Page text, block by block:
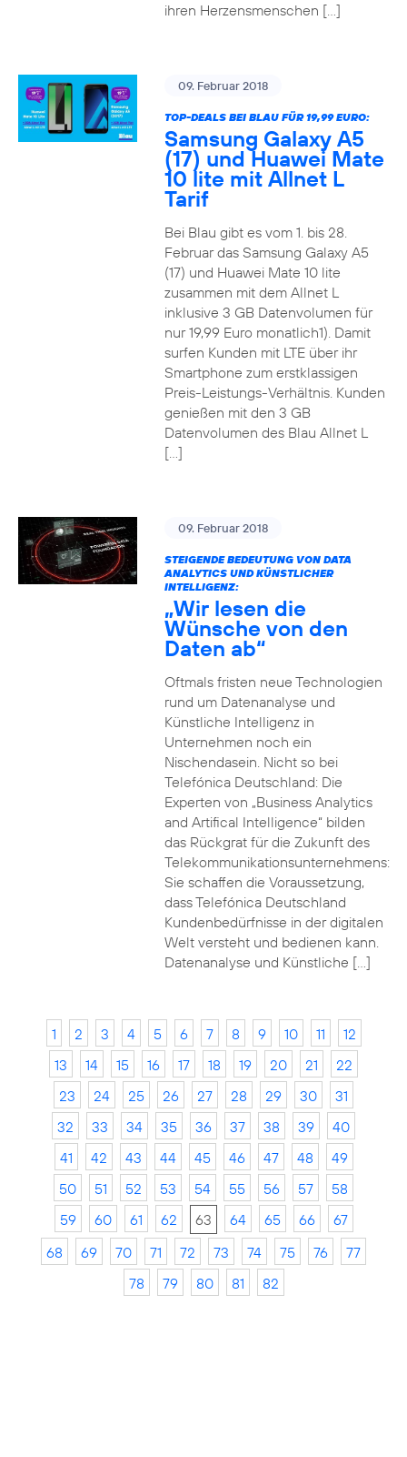
ihren Herzensmenschen […]
09. Februar 2018
TOP-DEALS BEI BLAU FÜR 19,99 EURO:
Samsung Galaxy A5
(17) und Huawei Mate
10 lite mit Allnet L
Tarif
Bei Blau gibt es vom 1. bis 28.
Februar das Samsung Galaxy A5
(17) und Huawei Mate 10 lite
zusammen mit dem Allnet L
inklusive 3 GB Datenvolumen für
nur 19,99 Euro monatlich1). Damit
surfen Kunden mit LTE über ihr
Smartphone zum erstklassigen
Preis-Leistungs-Verhältnis. Kunden
genießen mit den 3 GB
Datenvolumen des Blau Allnet L
[…]
09. Februar 2018
STEIGENDE BEDEUTUNG VON DATA
ANALYTICS UND KÜNSTLICHER
INTELLIGENZ:
„Wir lesen die
Wünsche von den
Daten ab“
Oftmals fristen neue Technologien
rund um Datenanalyse und
Künstliche Intelligenz in
Unternehmen noch ein
Nischendasein. Nicht so bei
Telefónica Deutschland: Die
Experten von „Business Analytics
and Artifical Intelligence“ bilden
das Rückgrat für die Zukunft des
Telekommunikationsunternehmens:
Sie schaffen die Voraussetzung,
dass Telefónica Deutschland
Kundenbedürfnisse in der digitalen
Welt versteht und bedienen kann.
Datenanalyse und Künstliche […]
1 2 3 4 5 6 7 8 9 10 11
12
13
14 15 16 17 18 19 20 21
22
23
24 25 26 27 28 29 30
31
32
33 34 35 36 37 38 39
40
41
42 43 44 45 46 47 48
49
50
51 52 53 54 55 56 57
58
59
60 61 62 63 64 65 66
67
68
69 70 71 72 73 74 75 76
77
78
79 80 81 82